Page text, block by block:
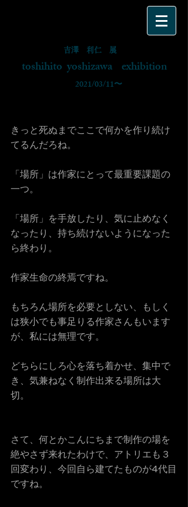
吉澤 利仁 展
toshihito yoshizawa exhibition
​ 2021/03/11〜
きっと死ぬまでここで何かを作り続け
てるんだろね。
「場所」は作家にとって最重要課題の
一つ。
「場所」を手放したり、気に止めなく
なったり、持ち続けないようになった
ら終わり。
作家生命の終焉ですね。
もちろん場所を必要としない、もしく
は狭小でも事足りる作家さんもいます
が、私には無理です。
どちらにしろ心を落ち着かせ、集中で
き、気兼ねなく制作出来る場所は大
切。
さて、何とかこんにちまで制作の場を
絶やさず来れたわけで、アトリエも３
回変わり、今回自ら建てたものが4代目
ですね。